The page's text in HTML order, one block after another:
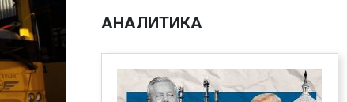
АНАЛИТИКА